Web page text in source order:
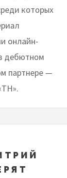
которых
онлайн-
дебютном
партнере —